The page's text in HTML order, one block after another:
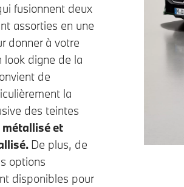
fusionnent deux
assorties en une
donner à votre
look digne de la
de
la
des teintes
métallisé et
De plus, de
options
disponibles pour